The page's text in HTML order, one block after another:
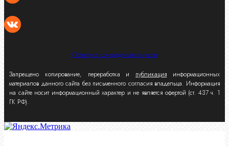
Политика конфиденциальности
Запрещено копирование, переработка и публикация информационных
материалов данного сайта без письменного согласия владельца. Информация
на сайте носит информационный характер и не является офертой (ст. 437 ч. 1
ГК РФ).